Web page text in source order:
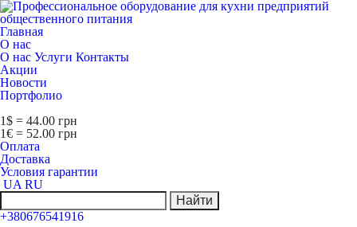
Главная
О нас
О нас Услуги Контакты
Акции
Новости
Портфолио
1$ = 44.00 грн
1€ = 52.00 грн
Оплата
Доставка
Условия гарантии
UA RU
Найти
+380676541916